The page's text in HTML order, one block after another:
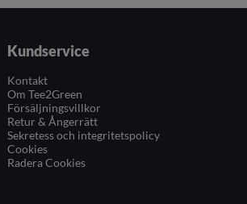
Kundservice
Kontakt
Om Tee2Green
Försäljningsvillkor
Retur & Ångerrätt
Sekretess och integritetspolicy
Cookies
Radera Cookies